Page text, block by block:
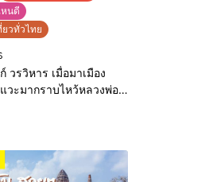
หนดี
ยวทั่วไทย
รวิหาร เมื่อมาเมือง
วะมากราบไหว้หลวงพ่อ
ญ่ อำเภอเมือง
72000 Tel : 092